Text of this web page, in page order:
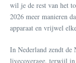
wil je de rest van het
2026 meer manieren
apparaat en vrijwel
In Nederland zendt
livecoverage, terwijl